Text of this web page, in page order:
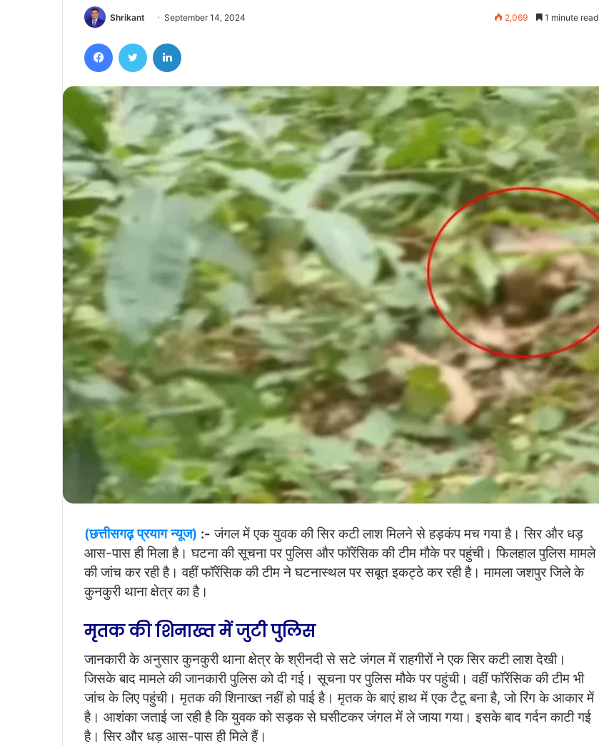
Shrikant September 14, 2024 2,069 1 minute read
(छत्तीसगढ़ प्रयाग न्यूज) :- जंगल में एक युवक की सिर कटी लाश मिलने से हड़कंप मच गया है। सिर और धड़
आस-पास ही मिला है। घटना की सूचना पर पुलिस और फॉरेंसिक की टीम मौके पर पहुंची। फिलहाल पुलिस मामले
की जांच कर रही है। वहीं फॉरेंसिक की टीम ने घटनास्थल पर सबूत इकट्ठे कर रही है। मामला जशपुर जिले के
कुनकुरी थाना क्षेत्र का है।
मृतक की शिनाख्त में जुटी पुलिस
जानकारी के अनुसार कुनकुरी थाना क्षेत्र के श्रीनदी से सटे जंगल में राहगीरों ने एक सिर कटी लाश देखी।
जिसके बाद मामले की जानकारी पुलिस को दी गई। सूचना पर पुलिस मौके पर पहुंची। वहीं फॉरेंसिक की टीम भी
जांच के लिए पहुंची। मृतक की शिनाख्त नहीं हो पाई है। मृतक के बाएं हाथ में एक टैटू बना है, जो रिंग के आकार में
है। आशंका जताई जा रही है कि युवक को सड़क से घसीटकर जंगल में ले जाया गया। इसके बाद गर्दन काटी गई
है। सिर और धड़ आस-पास ही मिले हैं।